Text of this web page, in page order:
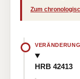
Zum
HRB 42413